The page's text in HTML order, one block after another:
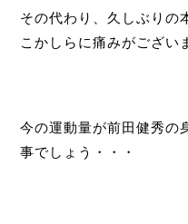
その代わり、久しぶりの
こかしらに痛みがござい
今の運動量が前田健秀の
事でしょう・・・